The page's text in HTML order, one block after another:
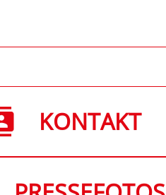
KONTAKT